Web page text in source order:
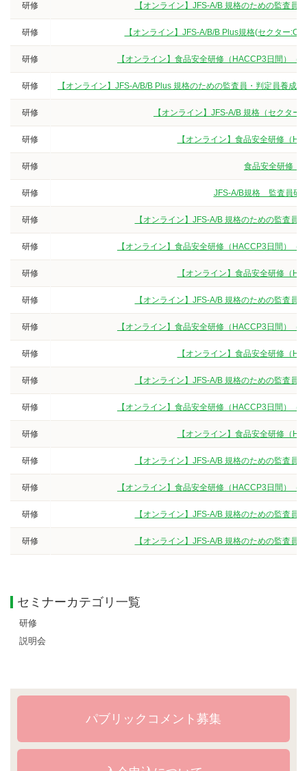
研修 【オンライン】JFS-A/B 規格のための監査
研修 【オンライン】JFS-A/B/B Plus規格(セクター
研修 【オンライン】食品安全研修（HACCP3日間）
研修 【オンライン】JFS-A/B/B Plus 規格のための監査員・判定員養
研修 【オンライン】JFS-A/B 規格（セクタ
研修 【オンライン】食品安全研修（
研修 食品安全研修（
研修 JFS-A/B規格 監査員研
研修 【オンライン】JFS-A/B 規格のための監査
研修 【オンライン】食品安全研修（HACCP3日間）
研修 【オンライン】食品安全研修（
研修 【オンライン】JFS-A/B 規格のための監査
研修 【オンライン】食品安全研修（HACCP3日間）
研修 【オンライン】食品安全研修（
研修 【オンライン】JFS-A/B 規格のための監査
研修 【オンライン】食品安全研修（HACCP3日間）
研修 【オンライン】食品安全研修（
研修 【オンライン】JFS-A/B 規格のための監査
研修 【オンライン】食品安全研修（HACCP3日間）
研修 【オンライン】JFS-A/B 規格のための監査
研修 【オンライン】JFS-A/B 規格のための監査
セミナーカテゴリ一覧
研修
説明会
パブリックコメント募集